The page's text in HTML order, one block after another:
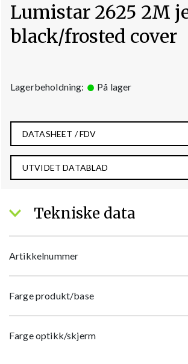
Lumistar 2625 2M
black/frosted cover
Lagerbeholdning: På lager
DATASHEET / FDV
UTVIDET DATABLAD
Tekniske data
Artikkelnummer
Farge produkt/base
Farge optikk/skjerm